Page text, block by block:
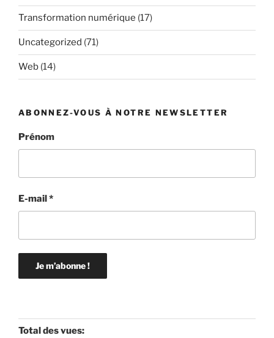
Transformation numérique (17)
Uncategorized (71)
Web (14)
ABONNEZ-VOUS À NOTRE NEWSLETTER
Prénom
E-mail*
Total des vues: